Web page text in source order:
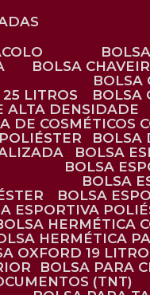
BOLSA
25 LITROS
ALTA DENSIDADE
DE COSMÉTICOS
BOLSA
BOLSA
BOLSA
BOLSA
ESPORTIVA
BOLSA HERMÉTICA
HERMÉTICA
OXFORD 19
BOLSA PARA
(TNT)